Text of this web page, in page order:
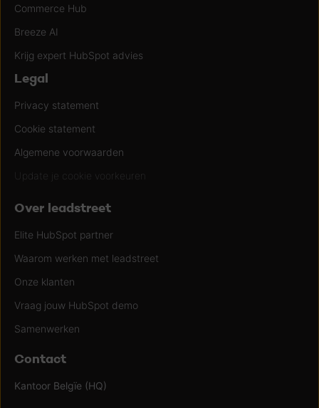
Commerce Hub
Breeze AI
Krijg expert HubSpot advies
Legal
Privacy statement
Cookie statement
Algemene voorwaarden
Update je cookie voorkeuren
Over leadstreet
Elite HubSpot partner
Waarom werken met leadstreet
Onze klanten
Vraag jouw HubSpot demo
Samenwerken
Contact
Kantoor Belgïe (HQ)